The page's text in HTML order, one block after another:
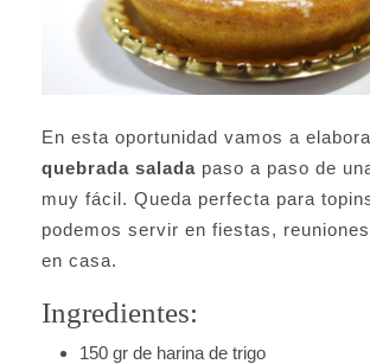
En esta oportunidad vamos a
quebrada salada paso a paso de
muy fácil. Queda perfecta para
podemos servir en fiestas,
en casa.
Ingredientes:
150 gr de harina de trigo